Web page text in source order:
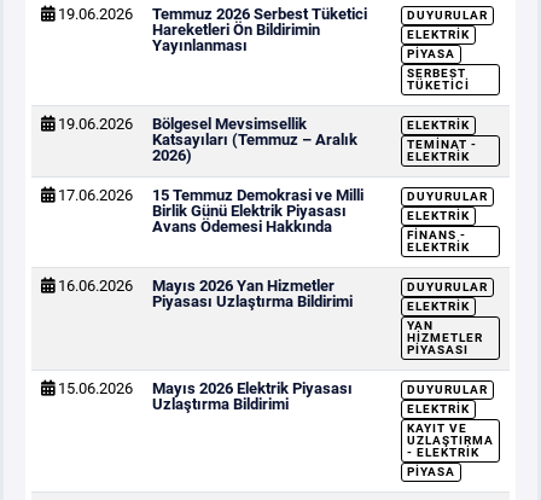
19.06.2026
Temmuz 2026 Serbest Tüketici
Hareketleri Ön Bildirimin
Yayınlanması
DUYURULAR
ELEKTRIK
PIYASA
SERBEST
TÜKETICI
19.06.2026
Bölgesel Mevsimsellik
Katsayıları (Temmuz – Aralık
2026)
ELEKTRIK
TEMINAT -
ELEKTRIK
17.06.2026
15 Temmuz Demokrasi ve Milli
Birlik Günü Elektrik Piyasası
Avans Ödemesi Hakkında
DUYURULAR
ELEKTRIK
FINANS -
ELEKTRIK
16.06.2026
Mayıs 2026 Yan Hizmetler
Piyasası Uzlaştırma Bildirimi
DUYURULAR
ELEKTRIK
YAN
HIZMETLER
PIYASASI
15.06.2026
Mayıs 2026 Elektrik Piyasası
Uzlaştırma Bildirimi
DUYURULAR
ELEKTRIK
KAYIT VE
UZLAŞTIRMA
- ELEKTRIK
PIYASA